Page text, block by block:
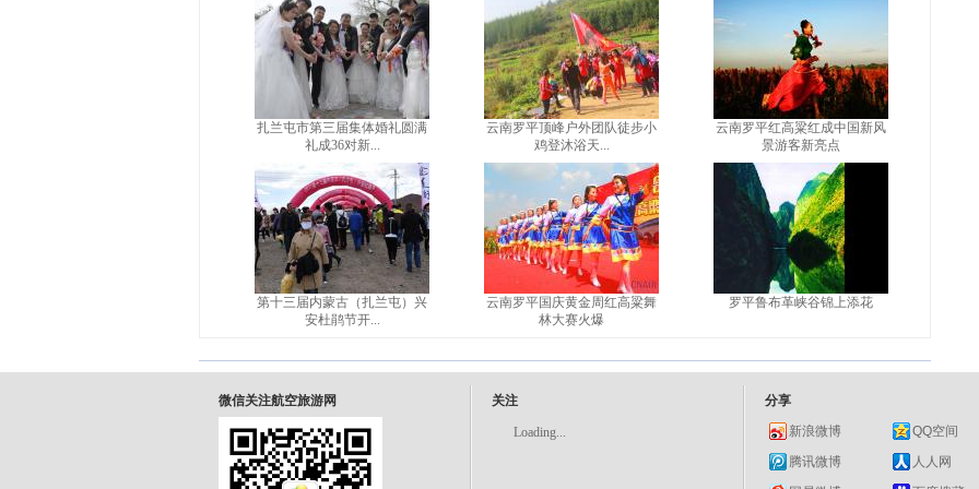
扎兰屯市第三届集体婚礼圆满
礼成36对新...
第十三届内蒙古（扎兰屯）兴
安杜鹃节开...
云南罗平顶峰户外团队徒步小
鸡登沐浴天...
云南罗平国庆黄金周红高粱舞
林大赛火爆
云南罗平红高粱红成中国新风
景游客新亮点
罗平鲁布革峡谷锦上添花
微信关注航空旅游网 关注
Loading...
分享
新浪微博
QQ空间
腾讯微博
人人网